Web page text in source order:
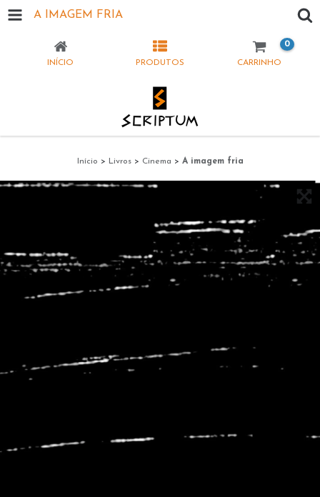
A IMAGEM FRIA
INÍCIO PRODUTOS CARRINHO
0
Início > Livros > Cinema > A imagem fria